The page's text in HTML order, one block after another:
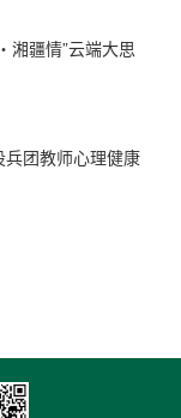
湘疆情”云端大思
团教师心理健康